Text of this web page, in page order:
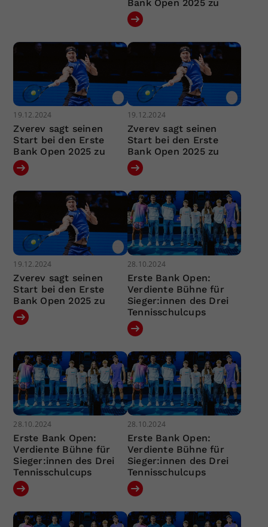
Bank Open 2025 zu
19.12.2024
Zverev sagt seinen
Start bei den Erste
Bank Open 2025 zu
19.12.2024
Zverev sagt seinen
Start bei den Erste
Bank Open 2025 zu
19.12.2024
Zverev sagt seinen
Start bei den Erste
Bank Open 2025 zu
28.10.2024
Erste Bank Open:
Verdiente Bühne für
Sieger:innen des Drei
Tennisschulcups
28.10.2024
Erste Bank Open:
Verdiente Bühne für
Sieger:innen des Drei
Tennisschulcups
28.10.2024
Erste Bank Open:
Verdiente Bühne für
Sieger:innen des Drei
Tennisschulcups